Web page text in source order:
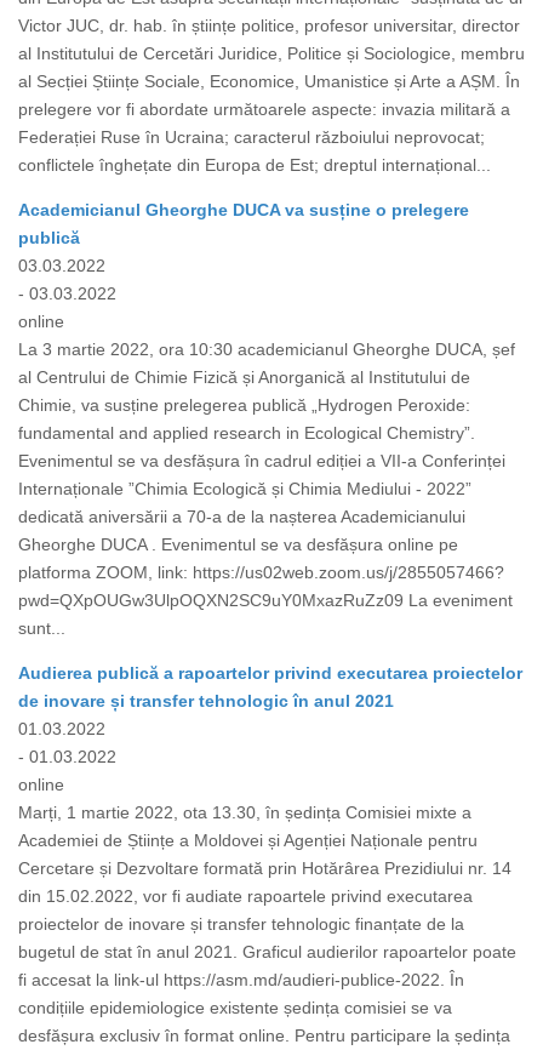
Victor JUC, dr. hab. în științe politice, profesor universitar, director
al Institutului de Cercetări Juridice, Politice și Sociologice, membru
al Secției Științe Sociale, Economice, Umanistice și Arte a AȘM. În
prelegere vor fi abordate următoarele aspecte: invazia militară a
Federației Ruse în Ucraina; caracterul războiului neprovocat;
conflictele înghețate din Europa de Est; dreptul internațional...
Academicianul Gheorghe DUCA va susține o prelegere
publică
03.03.2022
- 03.03.2022
online
La 3 martie 2022, ora 10:30 academicianul Gheorghe DUCA, șef
al Centrului de Chimie Fizică și Anorganică al Institutului de
Chimie, va susține prelegerea publică „Hydrogen Peroxide:
fundamental and applied research in Ecological Chemistry”.
Evenimentul se va desfășura în cadrul ediției a VII-a Conferinței
Internaționale ”Chimia Ecologică și Chimia Mediului - 2022”
dedicată aniversării a 70-a de la nașterea Academicianului
Gheorghe DUCA . Evenimentul se va desfășura online pe
platforma ZOOM, link: https://us02web.zoom.us/j/2855057466?
pwd=QXpOUGw3UlpOQXN2SC9uY0MxazRuZz09 La eveniment
sunt...
Audierea publică a rapoartelor privind executarea proiectelor
de inovare și transfer tehnologic în anul 2021
01.03.2022
- 01.03.2022
online
Marți, 1 martie 2022, ota 13.30, în ședința Comisiei mixte a
Academiei de Științe a Moldovei și Agenției Naționale pentru
Cercetare și Dezvoltare formată prin Hotărârea Prezidiului nr. 14
din 15.02.2022, vor fi audiate rapoartele privind executarea
proiectelor de inovare și transfer tehnologic finanțate de la
bugetul de stat în anul 2021. Graficul audierilor rapoartelor poate
fi accesat la link-ul https://asm.md/audieri-publice-2022. În
condițiile epidemiologice existente ședința comisiei se va
desfășura exclusiv în format online. Pentru participare la ședința